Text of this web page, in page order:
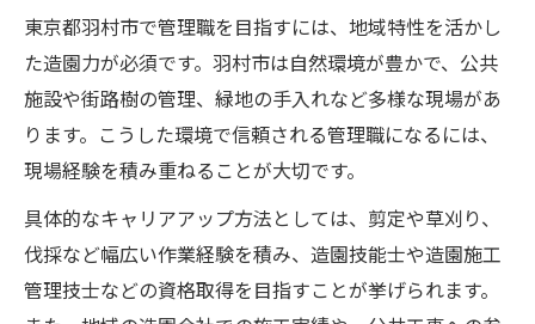
東京都羽村市で管理職を目指すには、地域特性を活かし
た造園力が必須です。羽村市は自然環境が豊かで、公共
施設や街路樹の管理、緑地の手入れなど多様な現場があ
ります。こうした環境で信頼される管理職になるには、
現場経験を積み重ねることが大切です。
具体的なキャリアアップ方法としては、剪定や草刈り、
伐採など幅広い作業経験を積み、造園技能士や造園施工
管理技士などの資格取得を目指すことが挙げられます。